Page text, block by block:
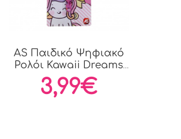
AS Παιδικό Ψηφιακό
Ρολόι Kawaii Dreams
Για...
3,99€